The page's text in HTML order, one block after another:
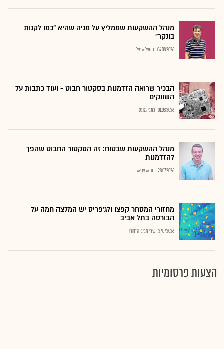
מנהל ההשקעות שממליץ על מניה שהיא "כמו לקנות
בונקר"
04.08.2026 נתנאל אריאל
הבכיר שרואה הזדמנות בסקטור חבוט - ועוד כתבות על
השווקים
01.08.2026 כתבי גלובס
מנהל ההשקעות שבטוח: זה הסקטור החבוט שהפך
להזדמנות
28.07.2026 נתנאל אריאל
מחזורי המסחר קפצו ולג'פריס יש המלצה חמה על
הבורסה בתל אביב
27.07.2026 שירי חביב-ולדהורן
הצעות פרסומיות